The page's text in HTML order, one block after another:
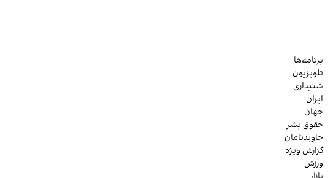
برنامه‌ها
تلویزیون
شنیداری
ایران
جهان
حقوق بشر
جاویدنامان
گزارش ویژه
ورزش